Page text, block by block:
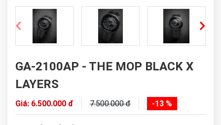
GA-2100AP - THE MOP BLACK X
LAYERS
Giá: 6.500.000 đ 7.500.000 đ -13 %